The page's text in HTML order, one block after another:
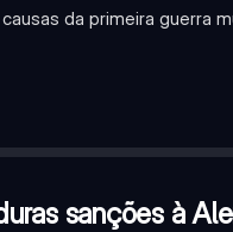
da primeira guerra
sanções à
Mundial?—O